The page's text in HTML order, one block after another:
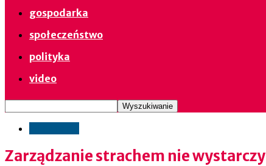
gospodarka
społeczeństwo
polityka
video
Zarządzanie strachem nie wystarczy